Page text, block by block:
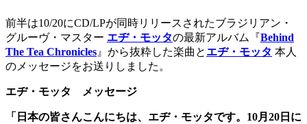
前半は10/20にCD/LPが同時リリースされたブラジリアン・
グルーヴ・マスター エヂ・モッタの最新アルバム『Behind
The Tea Chronicles 』から抜粋した楽曲と エヂ・モッタ 本人
のメッセージをお送りしました。
エヂ・モッタ メッセージ
「日本の皆さんこんにちは、エヂ・モッタです。10月20日に